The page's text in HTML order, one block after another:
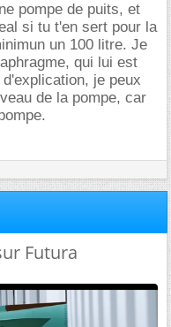
pompe de puits, et
si tu t'en sert pour la
un 100 litre. Je
qui lui est
je peux
de la pompe, car
Futura